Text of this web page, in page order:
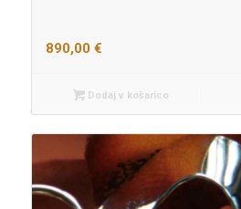
890,00 €
Dodaj v košarico